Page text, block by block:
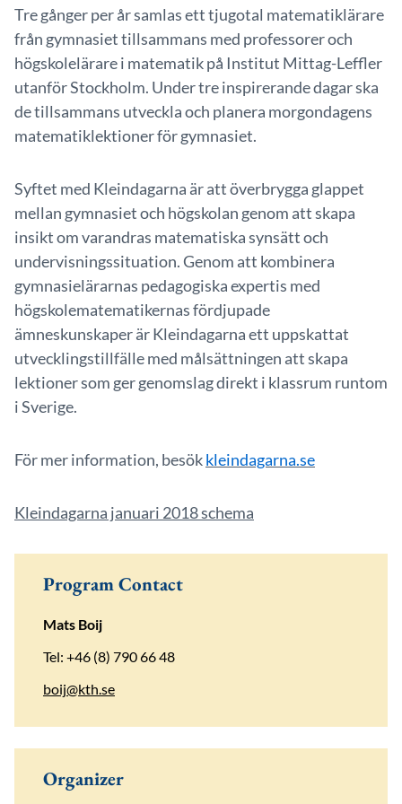
Tre gånger per år samlas ett tjugotal matematiklärare
från gymnasiet tillsammans med professorer och
högskolelärare i matematik på Institut Mittag-Leffler
utanför Stockholm. Under tre inspirerande dagar ska
de tillsammans utveckla och planera morgondagens
matematiklektioner för gymnasiet.
Syftet med Kleindagarna är att överbrygga glappet
mellan gymnasiet och högskolan genom att skapa
insikt om varandras matematiska synsätt och
undervisningssituation. Genom att kombinera
gymnasielärarnas pedagogiska expertis med
högskolematematikernas fördjupade
ämneskunskaper är Kleindagarna ett uppskattat
utvecklingstillfälle med målsättningen att skapa
lektioner som ger genomslag direkt i klassrum runtom
i Sverige.
För mer information, besökkleindagarna.se
Kleindagarna januari 2018 schema
Program Contact
Mats Boij
Tel: +46 (8) 790 66 48
boij@kth.se
Organizer